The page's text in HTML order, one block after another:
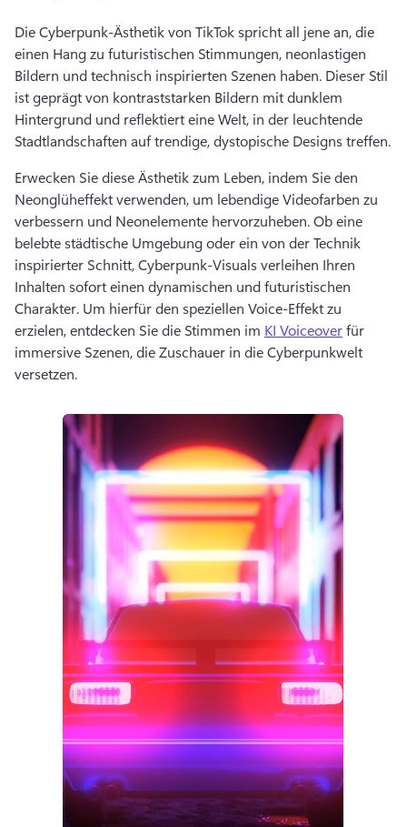
Die Cyberpunk-Ästhetik von TikTok spricht all jene an, die
einen Hang zu futuristischen Stimmungen, neonlastigen
Bildern und technisch inspirierten Szenen haben. Dieser Stil
ist geprägt von kontraststarken Bildern mit dunklem
Hintergrund und reflektiert eine Welt, in der leuchtende
Erwecken Sie diese Ästhetik zum Leben, indem Sie den
Neonglüheffekt verwenden, um lebendige Videofarben zu
verbessern und Neonelemente hervorzuheben. Ob eine
belebte städtische Umgebung oder ein von der Technik
inspirierter Schnitt, Cyberpunk-Visuals verleihen Ihren
Inhalten sofort einen dynamischen und futuristischen
Charakter. Um hierfür den speziellen Voice-Effekt zu
erzielen, entdecken Sie die Stimmen im KI Voiceover für
immersive Szenen, die Zuschauer in die Cyberpunkwelt
versetzen.